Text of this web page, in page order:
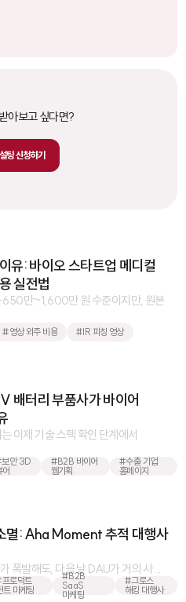
아보고 싶다면?
팅 신청하기
유: 바이오 스타트업 메디컬
실전법
650만~1,600만 원 수준이지만, 원본
#영상 외주 비용 #IR 피칭 영상
배터리 부품사가 바이어
이제 기술 스펙 확인 단계에서
안 3D
어
#B2B 바이어
웹기획
#수출 기업
홈페이지
멸: Aha Moment 추적 대행사
폭발해도, 다음 날 DAU가 거의 사 ...
로덕트
트 마케팅
#B2B
SaaS
마케팅
#그로스
해킹 대행사